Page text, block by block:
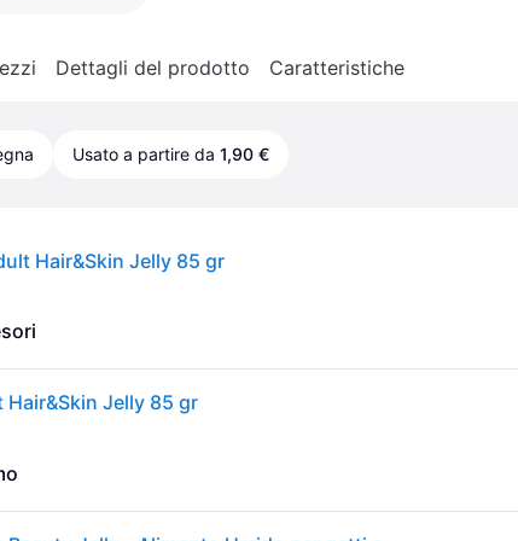
Dettagli del prodotto Caratteristiche
Usato a partire da 1,90 €
Hair&Skin Jelly 85 gr
Hair&Skin Jelly 85 gr